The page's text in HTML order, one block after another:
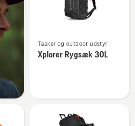
flere
detaljer
Tasker og outdoor udstyr
Xplorer Rygsæk 30L